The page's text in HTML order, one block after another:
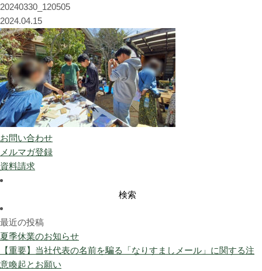
20240330_120505
2024.04.15
お問い合わせ
メルマガ登録
資料請求
索:
最近の投稿
夏季休業のお知らせ
【重要】当社代表の名前を騙る「なりすましメール」に関する注
意喚起とお願い